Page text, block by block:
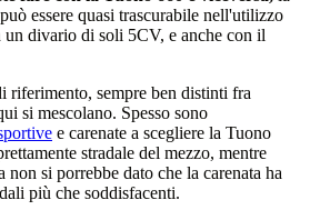
essere quasi trascurabile nell'utilizzo
un divario di soli 5CV, e anche con il
riferimento, sempre ben distinti fra
si mescolano. Spesso sono
e carenate a scegliere la Tuono
stradale del mezzo, mentre
si porrebbe dato che la carenata ha
più che soddisfacenti.